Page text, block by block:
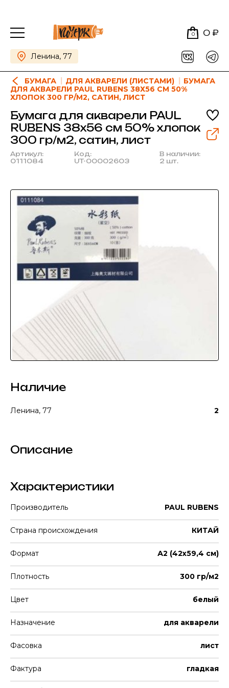
0 0 ₽
Ленина, 77
БУМАГА ДЛЯ АКВАРЕЛИ (ЛИСТАМИ)
БУМАГА
ДЛЯ АКВАРЕЛИ PAUL RUBENS 38Х56 СМ 50%
ХЛОПОК 300 ГР/М2, САТИН, ЛИСТ
Бумага для акварели PAUL
RUBENS 38х56 см 50% хлопок
300 гр/м2, сатин, лист
Артикул:
0111084
Код:
UT-00002603
В наличии:
2 шт.
Наличие
Ленина, 77 2
Описание
Характеристики
Производитель PAUL RUBENS
Страна происхождения КИТАЙ
Формат А2 (42х59,4 см)
Плотность 300 гр/м2
Цвет белый
Назначение для акварели
Фасовка лист
Фактура гладкая